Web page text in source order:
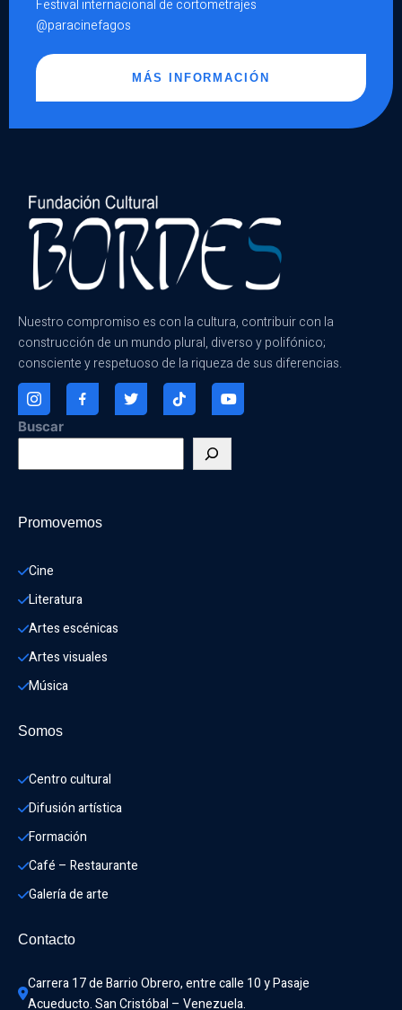
Festival internacional de cortometrajes
@paracinefagos
MÁS INFORMACIÓN
Nuestro compromiso es con la cultura, contribuir con la
construcción de un mundo plural, diverso y polifónico;
consciente y respetuoso de la riqueza de sus diferencias.
Buscar
Promovemos
Cine
Literatura
Artes escénicas
Artes visuales
Música
Somos
Centro cultural
Difusión artística
Formación
Café – Restaurante
Galería de arte
Contacto
Carrera 17 de Barrio Obrero, entre calle 10 y Pasaje
Acueducto. San Cristóbal – Venezuela.